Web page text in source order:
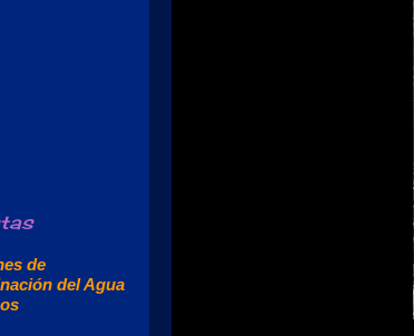
de
del Agua